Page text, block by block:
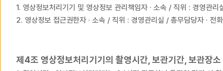
1. 영상정보처리기기 및 영상정보 관리책임자 · 소속 / 직위 : 경영
2. 영상정보 접근권한자 · 소속 / 직위 : 경영관리실 / 총무담당자 ·
제4조 영상정보처리기기의 촬영시간, 보관기간, 보관장소